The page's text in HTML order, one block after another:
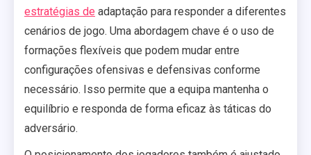
estratégias de adaptação para responder a diferentes
cenários de jogo. Uma abordagem chave é o uso de
formações flexíveis que podem mudar entre
configurações ofensivas e defensivas conforme
necessário. Isso permite que a equipa mantenha o
equilíbrio e responda de forma eficaz às táticas do
adversário.